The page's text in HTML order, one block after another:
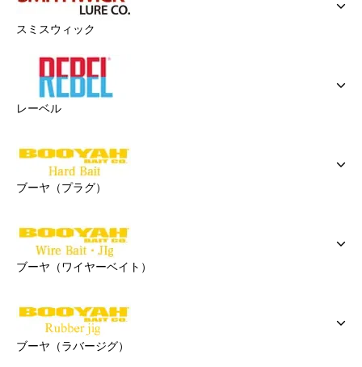
スミスウィック
レーベル
ブーヤ（プラグ）
ブーヤ（ワイヤーベイト）
ブーヤ（ラバージグ）